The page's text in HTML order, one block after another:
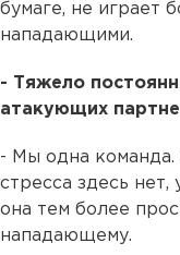
бумаге, не играет
нападающими.
- Тяжело
атакующих
- Мы одна команда.
стресса здесь нет,
она тем более
нападающему.